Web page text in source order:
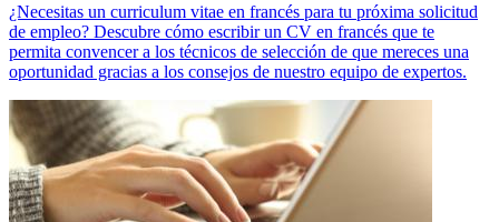
¿Necesitas un curriculum vitae en francés para tu próxima solicitud
de empleo? Descubre cómo escribir un CV en francés que te
permita convencer a los técnicos de selección de que mereces una
oportunidad gracias a los consejos de nuestro equipo de expertos.